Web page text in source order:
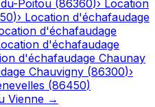
Poitou (86360)› Location
)› Location d'échafaudage
d'échafaudage
d'échafaudage
d'échafaudage Chaunay
Chauvigny (86300)›
(86450)
Vienne →